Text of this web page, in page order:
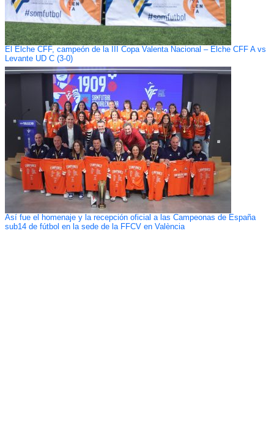
El Elche CFF, campeón de la III Copa Valenta Nacional – Elche CFF A vs
Levante UD C (3-0)
Así fue el homenaje y la recepción oficial a las Campeonas de España
sub14 de fútbol en la sede de la FFCV en València